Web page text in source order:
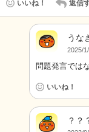
いいね！ 返信
うな
2025/
問題発言ではな
いいね！
？？